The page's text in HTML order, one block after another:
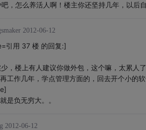
，怎么养活人啊！楼主你还坚持几年，以后
2012-06-12
引用 37 楼 的回复:]
，楼上有人建议你做外包，这个嘛，太累人了
工作几年，学点管理方面的，回去开个小的
是负无穷大。。
2012-06-12